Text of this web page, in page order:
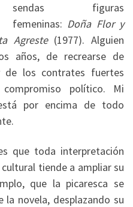
sendas figuras
femeninas: Doña Flor y
Agreste(1977). Alguien
años, de recrearse de
de los contrates fuertes
político. Mi
por encima de todo
que toda interpretación
tiende a ampliar su
que la picaresca se
novela, desplazando su